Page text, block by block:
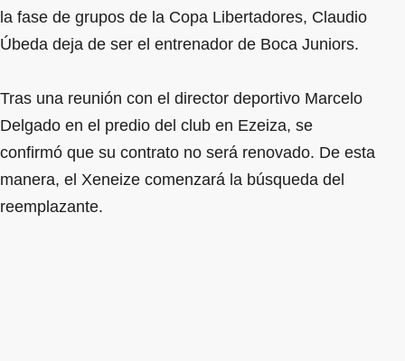
la fase de grupos de la Copa Libertadores, Claudio
Úbeda deja de ser el entrenador de Boca Juniors.
Tras una reunión con el director deportivo Marcelo
Delgado en el predio del club en Ezeiza, se
confirmó que su contrato no será renovado. De esta
manera, el Xeneize comenzará la búsqueda del
reemplazante.